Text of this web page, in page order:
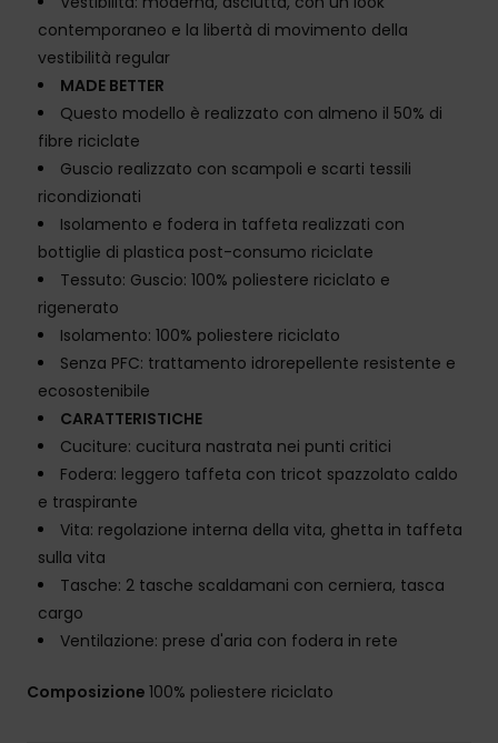
contemporaneo e la libertà di movimento della
vestibilità regular
MADE BETTER
Questo modello è realizzato con almeno il 50% di
fibre riciclate
Guscio realizzato con scampoli e scarti tessili
ricondizionati
Isolamento e fodera in taffeta realizzati con
bottiglie di plastica post-consumo riciclate
Tessuto: Guscio: 100% poliestere riciclato e
rigenerato
Isolamento: 100% poliestere riciclato
Senza PFC: trattamento idrorepellente resistente e
ecosostenibile
CARATTERISTICHE
Cuciture: cucitura nastrata nei punti critici
Fodera: leggero taffeta con tricot spazzolato caldo
e traspirante
Vita: regolazione interna della vita, ghetta in taffeta
sulla vita
Tasche: 2 tasche scaldamani con cerniera, tasca
cargo
Ventilazione: prese d'aria con fodera in rete
Composizione 100% poliestere riciclato